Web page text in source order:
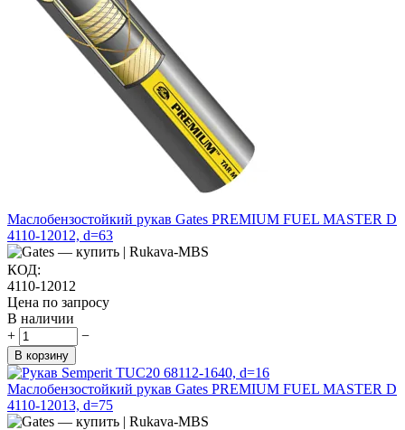
Маслобензостойкий рукав Gates PREMIUM FUEL MASTER D
4110-12012, d=63
КОД:
4110-12012
Цена по запросу
В наличии
+
−
В корзину
Маслобензостойкий рукав Gates PREMIUM FUEL MASTER D
4110-12013, d=75